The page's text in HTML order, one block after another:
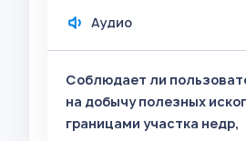
Аудио
Соблюдает ли
на добычу полезных
границами участка недр,